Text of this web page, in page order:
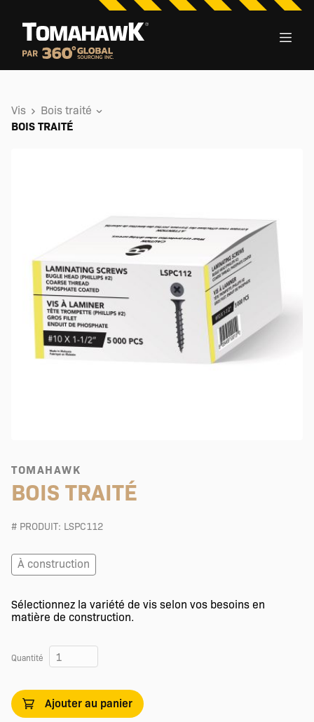
Vis Bois traité
BOIS TRAITÉ
TOMAHAWK
BOIS TRAITÉ
# PRODUIT: LSPC112
À construction
Sélectionnez la variété de vis selon vos besoins en
matière de construction.
Quantité
Ajouter au panier